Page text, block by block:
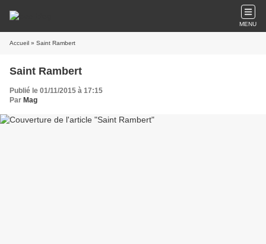
MENU
Accueil » Saint Rambert
Saint Rambert
Publié le 01/11/2015 à 17:15
Par Mag